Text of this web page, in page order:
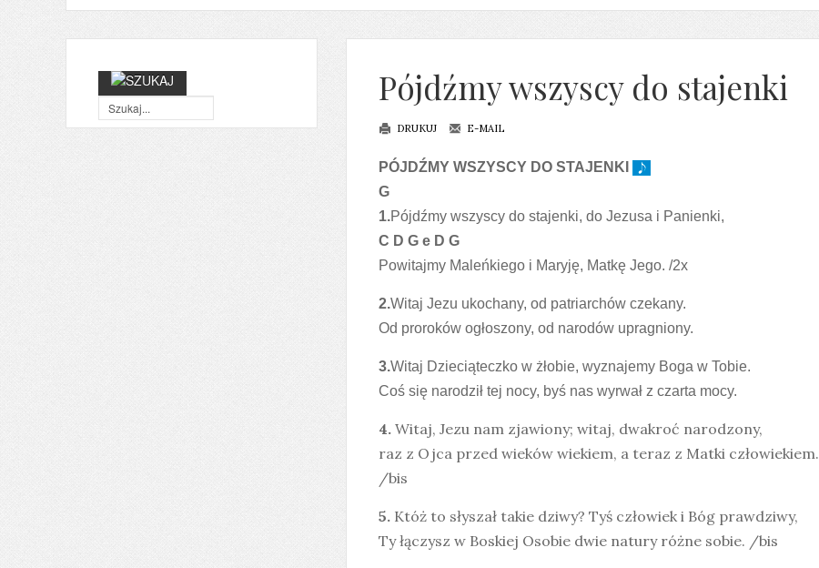
Pójdźmy wszyscy do stajenki
DRUKUJ E-MAIL
PÓJDŹMY WSZYSCY DO STAJENKI
G
1.Pójdźmy wszyscy do stajenki, do Jezusa i Panienki,
C D G e D G
Powitajmy Maleńkiego i Maryję, Matkę Jego. /2x
2.Witaj Jezu ukochany, od patriarchów czekany.
Od proroków ogłoszony, od narodów upragniony.
3.Witaj Dzieciąteczko w żłobie, wyznajemy Boga w Tobie.
Coś się narodził tej nocy, byś nas wyrwał z czarta mocy.
4. Witaj, Jezu nam zjawiony; witaj, dwakroć narodzony,
raz z Ojca przed wieków wiekiem, a teraz z Matki człowiekiem.
/bis
5. Któż to słyszał takie dziwy? Tyś człowiek i Bóg prawdziwy,
Ty łączysz w Boskiej Osobie dwie natury różne sobie. /bis